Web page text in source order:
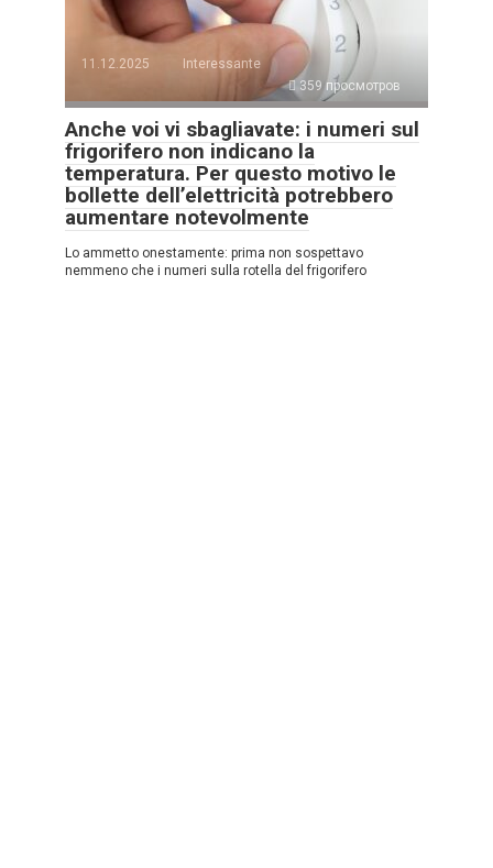
11.12.2025
Interessante
359 просмотров
Anche voi vi sbagliavate: i numeri sul
frigorifero non indicano la
temperatura. Per questo motivo le
bollette dell’elettricità potrebbero
aumentare notevolmente
Lo ammetto onestamente: prima non sospettavo
nemmeno che i numeri sulla rotella del frigorifero